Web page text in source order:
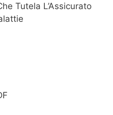
Tutela L’Assicurato